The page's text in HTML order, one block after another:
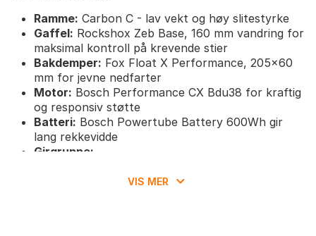
Ramme: Carbon C - lav vekt og høy slitestyrke
Gaffel: Rockshox Zeb Base, 160 mm vandring for
maksimal kontroll på krevende stier
Bakdemper: Fox Float X Performance, 205x60
mm for jevne nedfarter
Motor: Bosch Performance CX Bdu38 for kraftig
og responsiv støtte
Batteri: Bosch Powertube Battery 600Wh gir
lang rekkevidde
Girgruppe:
smidig girskifteVIS MER